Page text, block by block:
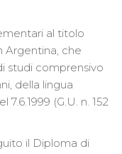
al titolo
Argentina, che
studi comprensivo
della lingua
7.6.1999 (G.U. n. 152
il Diploma di